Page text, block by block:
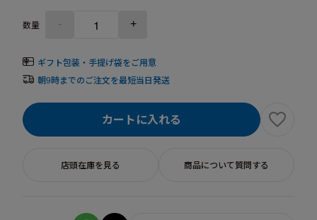
数量 - +
ギフト包装・手提げ袋をご用意
朝9時までのご注文を最短当日発送
カートに入れる
店頭在庫を見る 商品について質問する